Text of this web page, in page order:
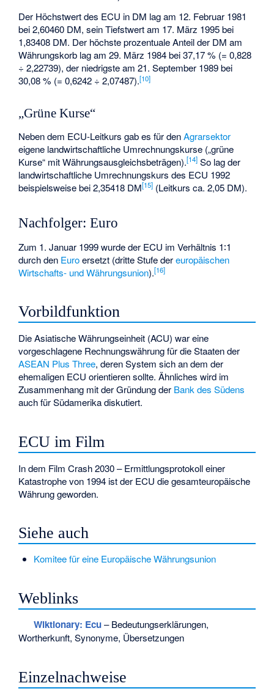
Der Höchstwert des ECU in DM lag am 12. Februar 1981
bei 2,60460 DM, sein Tiefstwert am 17. März 1995 bei
1,83408 DM. Der höchste prozentuale Anteil der DM am
Währungskorb lag am 29. März 1984 bei 37,17 % (= 0,828
÷ 2,22739), der niedrigste am 21. September 1989 bei
30,08 % (= 0,6242 ÷ 2,07487).[10]
„Grüne Kurse“
Neben dem ECU-Leitkurs gab es für denAgrarsektor
eigene landwirtschaftliche Umrechnungskurse („grüne
Kurse“ mit Währungsausgleichsbeträgen).[14] So lag der
landwirtschaftliche Umrechnungskurs des ECU 1992
beispielsweise bei 2,35418 DM[15] (Leitkurs ca. 2,05 DM).
Nachfolger: Euro
Zum 1. Januar 1999 wurde der ECU im Verhältnis 1∶1
durch den Euroersetzt (dritte Stufe dereuropäischen
Wirtschafts- und Währungsunion).[16]
Vorbildfunktion
Die Asiatische Währungseinheit (ACU) war eine
vorgeschlagene Rechnungswährung für die Staaten der
ASEAN Plus Three, deren System sich an dem der
ehemaligen ECU orientieren sollte. Ähnliches wird im
Zusammenhang mit der Gründung der Bank des Südens
auch für Südamerika diskutiert.
ECU im Film
In dem FilmCrash 2030 – Ermittlungsprotokoll einer
Katastrophevon 1994 ist der ECU die gesamteuropäische
Währung geworden.
Siehe auch
Komitee für eine Europäische Währungsunion
Weblinks
Wiktionary: Ecu– Bedeutungserklärungen,
Wortherkunft, Synonyme, Übersetzungen
Einzelnachweise